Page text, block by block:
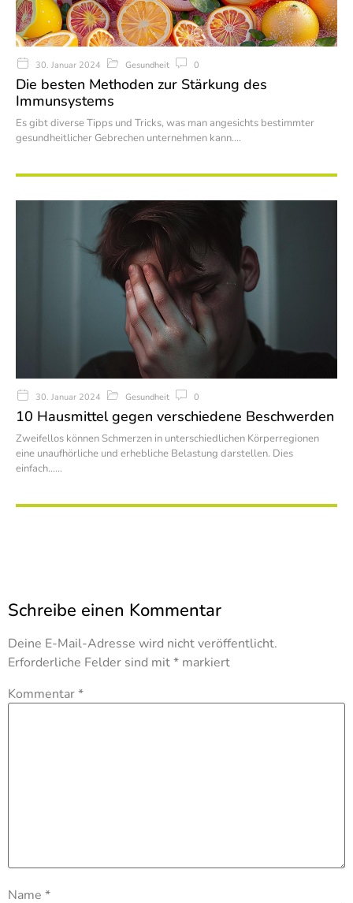
30. Januar 2024 Gesundheit 0
Die besten Methoden zur Stärkung des
Immunsystems
Es gibt diverse Tipps und Tricks, was man angesichts bestimmter
gesundheitlicher Gebrechen unternehmen kann.
30. Januar 2024 Gesundheit 0
10 Hausmittel gegen verschiedene Beschwerden
Zweifellos können Schmerzen in unterschiedlichen Körperregionen
eine unaufhörliche und erhebliche Belastung darstellen. Dies
einfach…
Schreibe einen Kommentar
Deine E-Mail-Adresse wird nicht veröffentlicht.
Erforderliche Felder sind mit* markiert
Kommentar*
Name *